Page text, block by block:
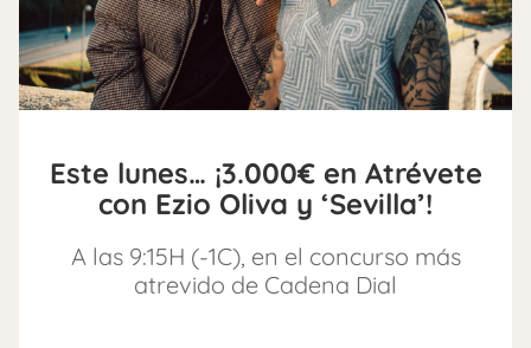
Este lunes… ¡3.000€ en Atrévete
con Ezio Oliva y ‘Sevilla’!
A las 9:15H (-1C), en el concurso más
atrevido de Cadena Dial